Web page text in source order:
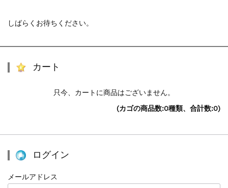
しばらくお待ちください。
カート
只今、カートに商品はございません。
(カゴの商品数:0種類、合計数:0)
ログイン
メールアドレス